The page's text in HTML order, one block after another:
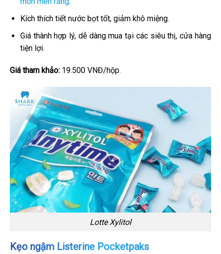
Kích thích tiết nước bọt tốt, giảm khô miệng.
Giá thành hợp lý, dễ dàng mua tại các siêu thị, cửa hàng
tiện lợi.
Giá tham khảo: 19.500 VNĐ/hộp.
Lotte Xylitol
Kẹo ngậm Listerine Pocketpaks